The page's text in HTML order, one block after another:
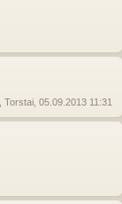
, Torstai, 05.09.2013 11:31